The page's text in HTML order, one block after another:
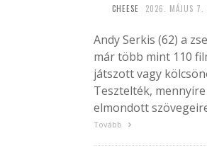
CHEESE 2026. MÁJUS 7.
Andy Serkis (62) a
már több mint 110
játszott vagy
Tesztelték,
elmondott
Tovább